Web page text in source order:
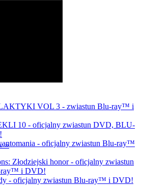
VOL 3 - zwiastun Blu-ray™ i
10 - oficjalny zwiastun DVD, BLU-
- oficjalny zwiastun Blu-ray™
Złodziejski honor - oficjalny zwiastun
i DVD!
- oficjalny zwiastun Blu-ray™ i DVD!
»